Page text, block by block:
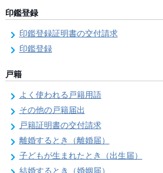
印鑑登録
印鑑登録証明書の交付請求
印鑑登録
戸籍
よく使われる戸籍用語
その他の戸籍届出
戸籍証明書の交付請求
離婚するとき（離婚届）
子どもが生まれたとき（出生届）
結婚するとき（婚姻届）